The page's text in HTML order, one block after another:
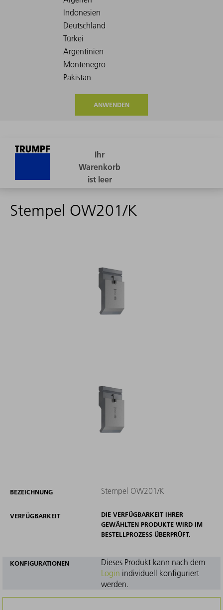
ANWENDEN
Stempel OW201/K
BEZEICHNUNG Stempel OW201/K
VERFÜGBARKEIT
DIE VERFÜGBARKEIT IHRER
GEWÄHLTEN PRODUKTE WIRD IM
BESTELLPROZESS ÜBERPRÜFT.
KONFIGURATIONEN
Dieses Produkt kann nach dem
Login individuell konfiguriert
werden.